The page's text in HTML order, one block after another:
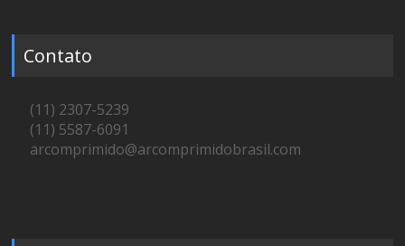
Contato
(11) 2307-5239
(11) 5587-6091
arcomprimido@arcomprimidobrasil.com